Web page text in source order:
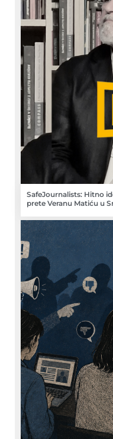
SafeJournalists: Hitno
prete Veranu Matiću u